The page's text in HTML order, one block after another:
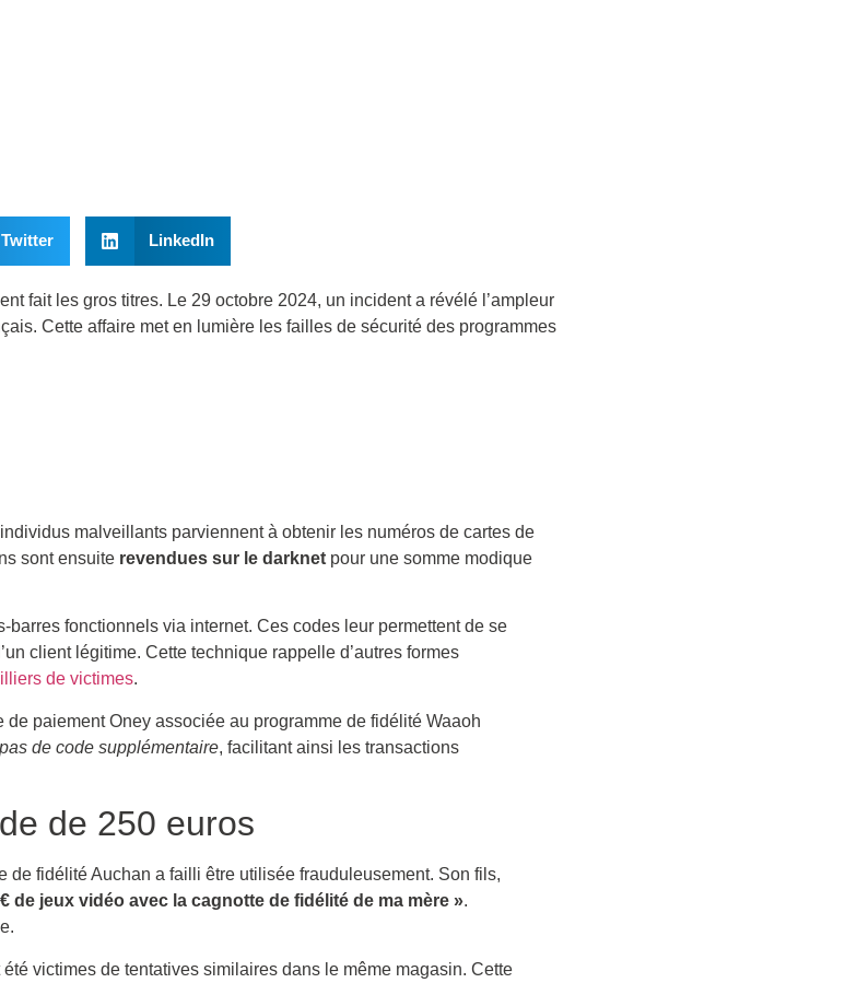
Twitter LinkedIn
fait les gros titres. Le 29 octobre 2024, un incident a révélé l’ampleur
Cette affaire met en lumière les failles de sécurité des programmes
malveillants parviennent à obtenir les numéros de cartes de
sont ensuite revendues sur le darknet pour une somme modique
fonctionnels via internet. Ces codes leur permettent de se
client légitime. Cette technique rappelle d’autres formes
de victimes.
paiement Oney associée au programme de fidélité Waaoh
de code supplémentaire, facilitant ainsi les transactions
de 250 euros
de fidélité Auchan a failli être utilisée frauduleusement. Son fils,
de jeux vidéo avec la cagnotte de fidélité de ma mère ».
victimes de tentatives similaires dans le même magasin. Cette